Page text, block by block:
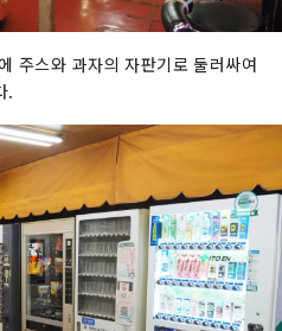
주스와 과자의 자판기로 둘러싸여
.